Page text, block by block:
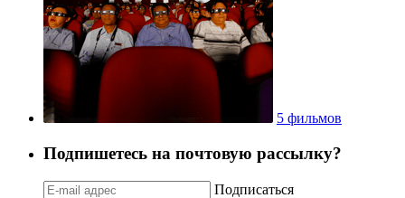
5 фильмов
Подпишетесь на почтовую рассылку?
Подписаться